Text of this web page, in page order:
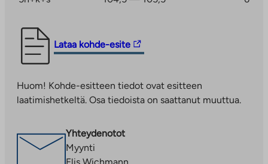
Lataa kohde-esite
Linkki
vie
palveluun.
Linkki
uuteen
välilehteen
Huom! Kohde-esitteen tiedot ovat esitteen
laatimishetkeltä. Osa tiedoista on saattanut muuttua.
Yhteydenotot
Myynti